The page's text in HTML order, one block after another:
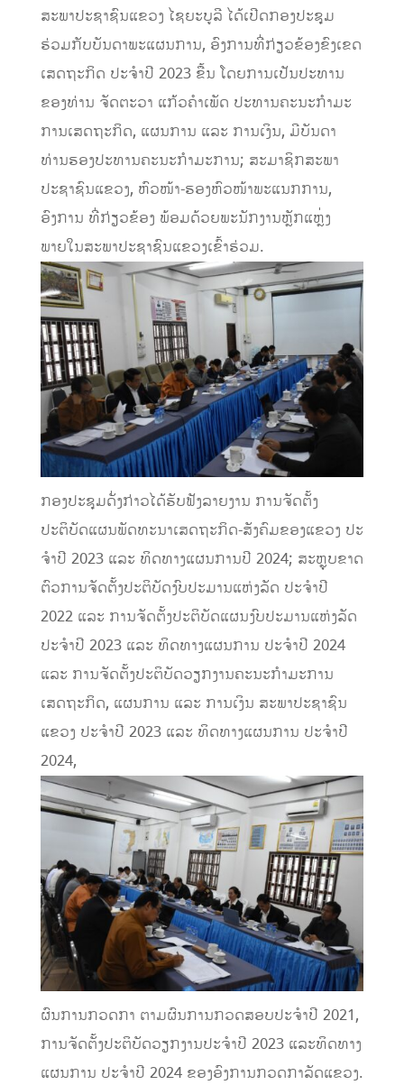
ສະພາປະຊາຊົນແຂວງ ໄຊຍະບູລີ ໄດ້ເປີດກອງປະຊຸມ
ຮ່ວມກັບບັນດາພະແຜນການ, ອົງການທີ່ກ່ຽວຂ້ອງຂົງເຂດ
ເສດຖະກິດ ປະຈໍາປີ 2023 ຂື້ນ ໂດຍການເປັນປະທານ
ຂອງທ່ານ ຈັດຕະວາ ແກ້ວຄໍາເພັດ ປະທານຄະນະກໍາມະ
ການເສດຖະກິດ, ແຜນການ ແລະ ການເງິນ, ມີບັນດາ
ທ່ານຮອງປະທານຄະນະກໍາມະການ; ສະມາຊິກສະພາ
ປະຊາຊົນແຂວງ, ຫົວໜ້າ-ຮອງຫົວໜ້າພະແນກການ,
ອົງການ ທີ່ກ່ຽວຂ້ອງ ພ້ອມດ້ວຍພະນັກງານຫຼັກແຫຼ່ງ
ພາຍໃນສະພາປະຊາຊົນແຂວງເຂົ້າຮ່ວມ.
ກອງປະຊຸມດັ່ງກ່າວໄດ້ຮັບຟັງລາຍງານ ການຈັດຕັ້ງ
ປະຕິບັດແຜນພັດທະນາເສດຖະກິດ-ສັງຄົມຂອງແຂວງ ປະ
ຈໍາປີ 2023 ແລະ ທິດທາງແຜນການປີ 2024; ສະຫຼຸບຂາດ
ຕົວການຈັດຕັ້ງປະຕິບັດງົບປະມານແຫ່ງລັດ ປະຈໍາປີ
2022 ແລະ ການຈັດຕັ້ງປະຕິບັດແຜນງົບປະມານແຫ່ງລັດ
ປະຈໍາປີ 2023 ແລະ ທິດທາງແຜນການ ປະຈໍາປີ 2024
ແລະ ການຈັດຕັ້ງປະຕິບັດວຽກງານຄະນະກຳມະການ
ເສດຖະກິດ, ແຜນການ ແລະ ການເງິນ ສະພາປະຊາຊົນ
ແຂວງ ປະຈໍາປີ 2023 ແລະ ທິດທາງແຜນການ ປະຈໍາປີ
2024,
ຜົນການກວດກາ ຕາມຜົນການກວດສອບປະຈໍາປີ 2021,
ການຈັດຕັ້ງປະຕິບັດວຽກງານປະຈໍາປີ 2023 ແລະທິດທາງ
ແຜນການ ປະຈໍາປີ 2024 ຂອງອົງການກວດກາລັດແຂວງ.